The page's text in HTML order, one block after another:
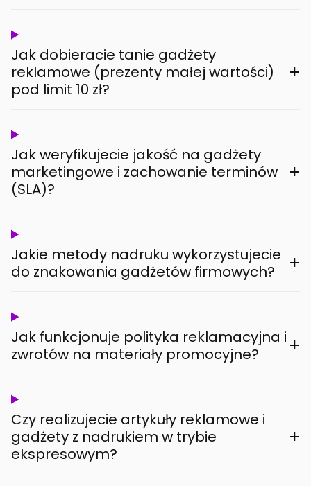
Jak dobieracie tanie gadżety
reklamowe (prezenty małej wartości)
pod limit 10 zł?
+
Jak weryfikujecie jakość na gadżety
marketingowe i zachowanie terminów
(SLA)?
+
Jakie metody nadruku wykorzystujecie
do znakowania gadżetów firmowych?
+
Jak funkcjonuje polityka reklamacyjna i
zwrotów na materiały promocyjne?
+
Czy realizujecie artykuły reklamowe i
gadżety z nadrukiem w trybie
ekspresowym?
+